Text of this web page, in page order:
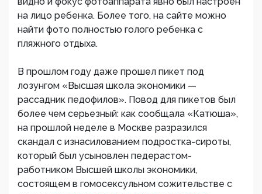
на лицо ребенка. Более того, на сайте можно
найти фото полностью голого ребенка с
пляжного отдыха.
В прошлом году даже прошел пикет под
лозунгом «Высшая школа экономики —
рассадник педофилов». Повод для пикетов был
более чем серьезный: как сообщала «Катюша»,
на прошлой неделе в Москве разразился
скандал с изнасилованием подростка-сироты,
который был усыновлен педерастом-
работником Высшей школы экономики,
состоящем в гомосексульном сожительстве с